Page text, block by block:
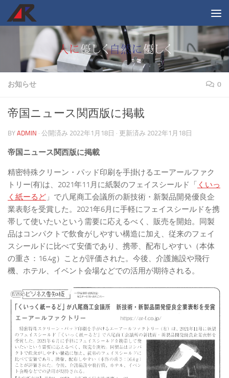
コンテンツへスキップ
お知らせ 0
帝国ニュース関西版に掲載
BY ADMIN · 公開済み 2022年1月18日 · 更新済み 2022年1月18日
帝国ニュース関西版に掲載
精密特殊クリーン・パッド印刷を手掛けるエーアールファク
トリー(有)は、2021年11月に紙製のフェイスシールド「 くいっ
く紙ーるど 」で八尾商工会議所の新技術・新製品開発優良企
業表彰を受賞した。2021年6月に手軽にフェイスシールドを携
帯して使いたいという需要に応えるべく、販売を開始。同製
品はコンパクトで飲食がしやすい構造に加え、従来のフェイ
スシールドに比べて安価であり、携帯、配布しやすい（本体
の重さ：16.4g）ことが評価された。今後、介護施設や飛行
機、ホテル、イベント会場などでの活用が期待される。